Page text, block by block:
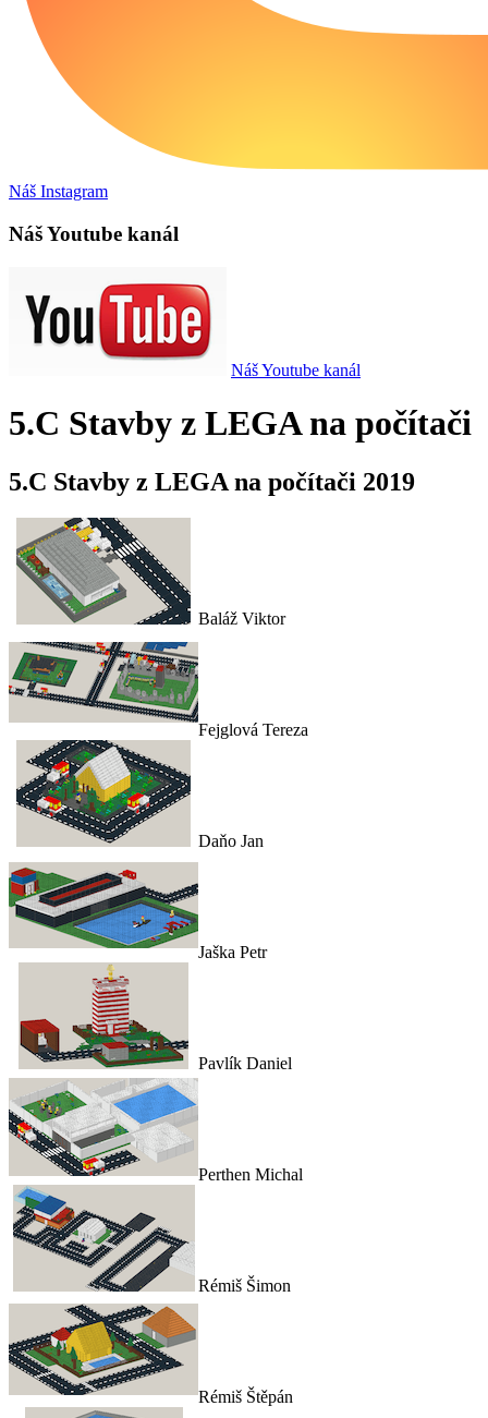
Náš Instagram
Náš Youtube kanál
Náš Youtube kanál
5.C Stavby z LEGA na počítači
5.C Stavby z LEGA na počítači 2019
Baláž Viktor
Fejglová Tereza
Daňo Jan
Jaška Petr
Pavlík Daniel
Perthen Michal
Rémiš Šimon
Rémiš Štěpán